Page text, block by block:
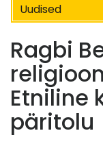
Uudised
Ragbi
Etniline
päritolu